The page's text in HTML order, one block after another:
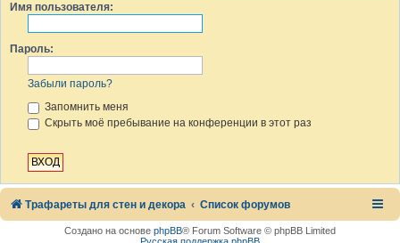
Имя пользователя:
Пароль:
Забыли пароль?
Запомнить меня
Скрыть моё пребывание на конференции в этот раз
Трафареты для стен и декора Список форумов
Создано на основе phpBB® Forum Software © phpBB Limited